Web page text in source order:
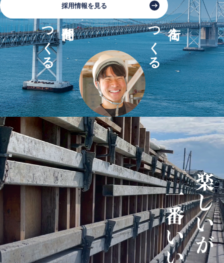
採用情報を見る
仲間を
つくる 街を
つくる